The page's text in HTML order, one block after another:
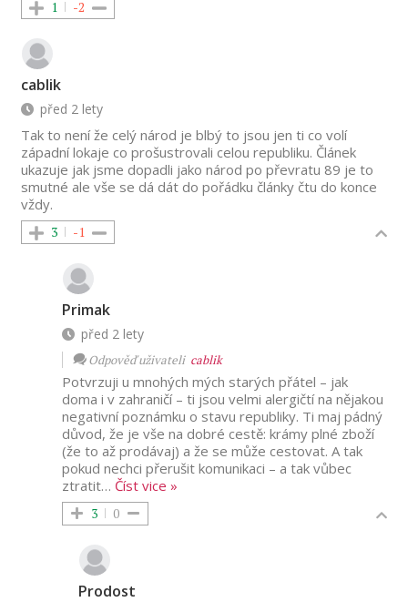
1 -2
cablik
před 2 lety
Tak to není že celý národ je blbý to jsou jen ti co volí
západní lokaje co prošustrovali celou republiku. Článek
ukazuje jak jsme dopadli jako národ po převratu 89 je to
smutné ale vše se dá dát do pořádku články čtu do konce
vždy.
3 -1
Primak
před 2 lety
Odpověď uživateli cablik
Potvrzuji u mnohých mých starých přátel – jak
doma i v zahraničí – ti jsou velmi alergičtí na nějakou
negativní poznámku o stavu republiky. Ti maj pádný
důvod, že je vše na dobré cestě: krámy plné zboží
(že to až prodávaj) a že se může cestovat. A tak
pokud nechci přerušit komunikaci – a tak vůbec
ztratit… Číst vice »
3 0
Prodost